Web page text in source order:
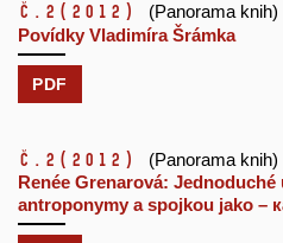
č.2 (2012)
(Panorama knih)
Povídky Vladimíra Šrámka
PDF
č.2 (2012)
(Panorama knih)
Renée Grenarová:
antroponymy a spojkou jako –